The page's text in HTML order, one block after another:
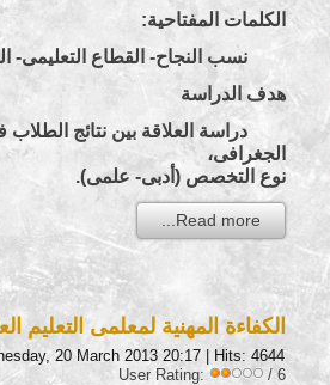
الكلمات المفتاحية:
نسب النجاح- القطاع التعليمى-
هدف الدراسة
دراسة العلاقة بين نتائج الطلاب
الجغرافى،
نوع التخصص (أدبى- علمى).
Read more...
الكفاءة المهنية لمعلمى التعليم
20 March 2013 20:17 | Hits: 4644
User Rating:
/ 6